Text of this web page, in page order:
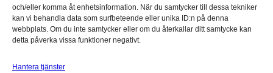
och/eller komma åt enhetsinformation. När du samtycker till dessa tekniker
kan vi behandla data som surfbeteende eller unika ID:n på denna
webbplats. Om du inte samtycker eller om du återkallar ditt samtycke kan
detta påverka vissa funktioner negativt.
Hantera tjänster
vi får, men nu vill vi göra mer. Därför har vi
satt ihop ett centralt team, vars uppgift är att
från ett mer övergripande Implema-